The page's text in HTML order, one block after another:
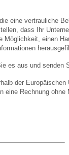
eine vertrauliche
dass Ihr
einen
es aus und senden
der
Rechnung